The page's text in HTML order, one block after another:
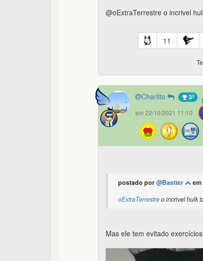
@oExtraTerrestre o incrivel
11
Charlito 3º
em 22/10/2021 11:10
postado por@Bastter em
oExtraTerrestreo incrivel hulk
Mas ele tem evitado